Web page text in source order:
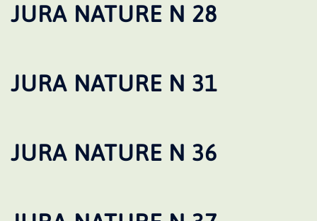
JURA NATURE N 28
JURA NATURE N 31
JURA NATURE N 36